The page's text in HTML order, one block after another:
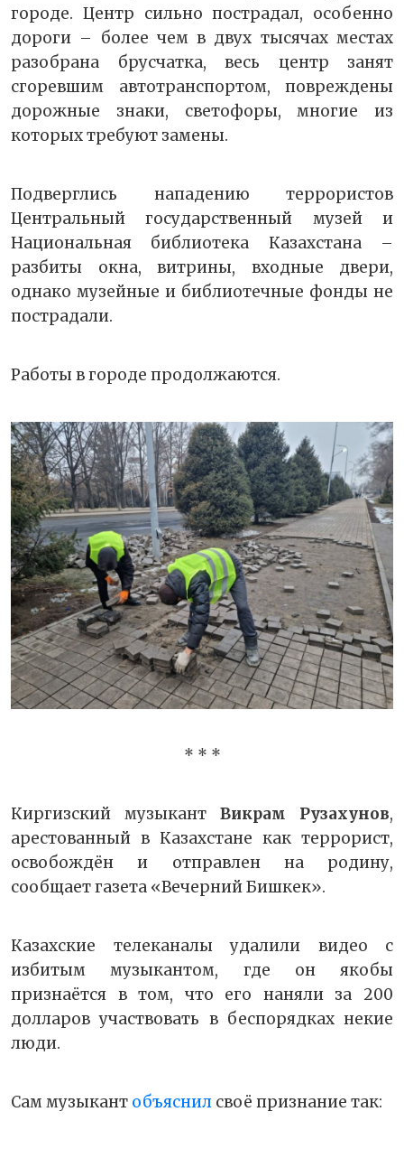
городе. Центр сильно пострадал, особенно
дороги – более чем в двух тысячах местах
разобрана брусчатка, весь центр занят
сгоревшим автотранспортом, повреждены
дорожные знаки, светофоры, многие из
которых требуют замены.
Подверглись нападению террористов
Центральный государственный музей и
Национальная библиотека Казахстана –
разбиты окна, витрины, входные двери,
однако музейные и библиотечные фонды не
пострадали.
Работы в городе продолжаются.
* * *
Киргизский музыкант Викрам Рузахунов,
арестованный в Казахстане как террорист,
освобождён и отправлен на родину,
сообщает газета «Вечерний Бишкек».
Казахские телеканалы удалили видео с
избитым музыкантом, где он якобы
признаётся в том, что его наняли за 200
долларов участвовать в беспорядках некие
люди.
Сам музыкант объяснил своё признание так: